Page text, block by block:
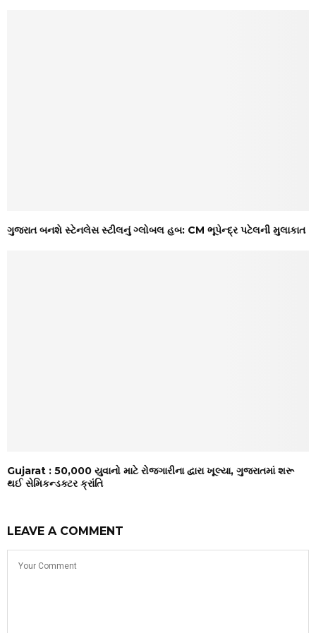
ગુજરાત બનશે સ્ટેનલેસ સ્ટીલનું ગ્લોબલ હબ: CM ભૂપેન્દ્ર પટેલની મુલાકાત
Gujarat : 50,000 યુવાનો માટે રોજગારીના દ્વારા ખૂલ્યા, ગુજરાતમાં શરૂ
થઈ સેમિકન્ડક્ટર ક્રાંતિ
LEAVE A COMMENT